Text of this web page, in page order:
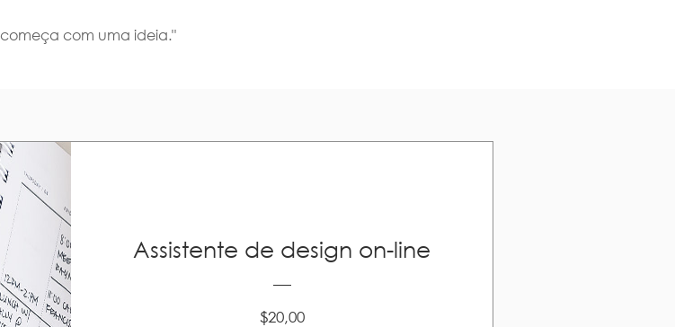
com uma ideia."
Assistente de design on-line
$20,00Preço